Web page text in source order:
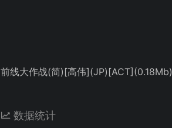
前线大作战(简)[高伟](JP)[ACT](0.18Mb)
数据统计